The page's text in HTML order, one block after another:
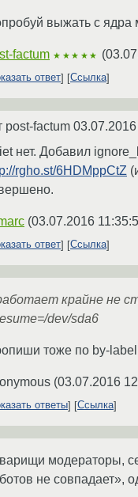
выжать с
factum ★★★★★ (
ответ Ссылка
post-factum
нет. Добавил
rgho.st/6HDMppCtZ
(03.07.2016
ответ
Ссылка
крайне не
dev/sda6
тоже по by-
(03.07.2016
ответы Ссылка
модераторы,
не совпадает»,